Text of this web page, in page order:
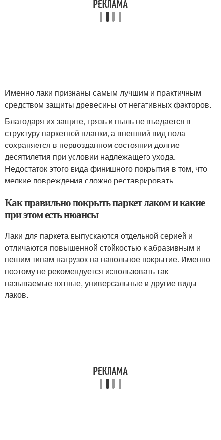
Именно лаки признаны самым лучшим и практичным
средством защиты древесины от негативных факторов.
Благодаря их защите, грязь и пыль не въедается в
структуру паркетной планки, а внешний вид пола
сохраняется в первозданном состоянии долгие
десятилетия при условии надлежащего ухода.
Недостаток этого вида финишного покрытия в том, что
мелкие повреждения сложно реставрировать.
Как правильно покрыть паркет лаком и какие
при этом есть нюансы
Лаки для паркета выпускаются отдельной серией и
отличаются повышенной стойкостью к абразивным и
пешим типам нагрузок на напольное покрытие. Именно
поэтому не рекомендуется использовать так
называемые яхтные, универсальные и другие виды
лаков.